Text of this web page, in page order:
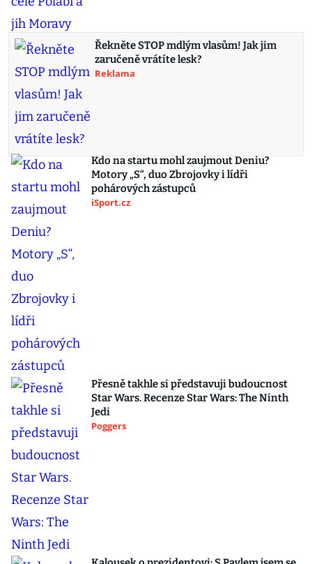
Řekněte STOP mdlým vlasům! Jak jim
zaručeně vrátíte lesk?
Reklama
Kdo na startu mohl zaujmout Deniu?
Motory „S“, duo Zbrojovky i lídři
pohárových zástupců
iSport.cz
Přesně takhle si představuji budoucnost
Star Wars. Recenze Star Wars: The Ninth
Jedi
Poggers